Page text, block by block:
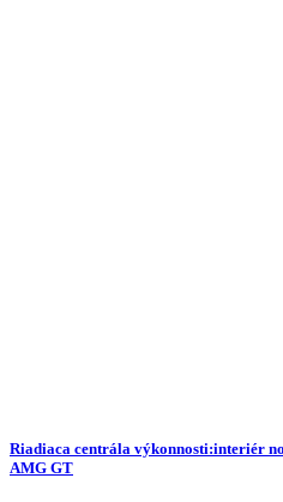
Riadiaca centrála výkonnosti:interiér
AMG GT